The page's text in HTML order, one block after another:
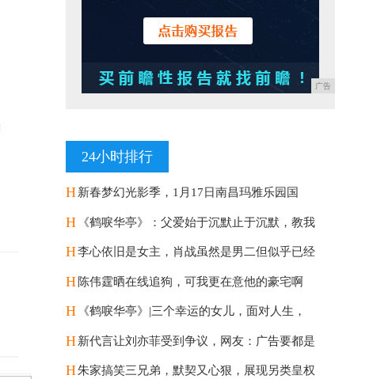
广告
24小时排行
H新春梦幻光影季，1月17日南昌玛雅乐园国
H 《鹤唳华亭》：父爱始于沉默止于沉默，教我
H李心依旧是女主，肖战虽然是男二但似乎已经
H陈伟霆晒在线追狗，可我更在意他的豪宅啊
H 《鹤唳华亭》|三个幸运的女儿，面对人生，
H新代言让刘亦菲受到争议，网友：广告要都是
H朱家搞笑三兄弟，默契又心狠，展现另类皇权